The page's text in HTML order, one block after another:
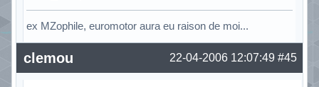
ex MZophile, euromotor aura eu raison de moi...
Hors ligne #45
22-04-2006 12:07:49
clemou